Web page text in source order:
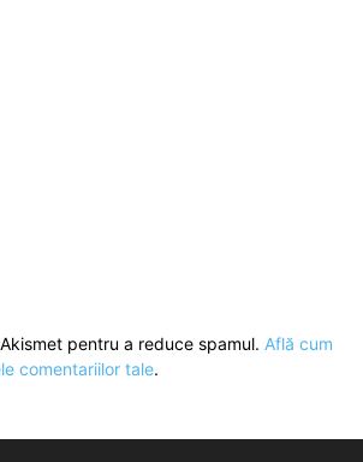
pentru a reduce spamul. Află cum
comentariilor tale.